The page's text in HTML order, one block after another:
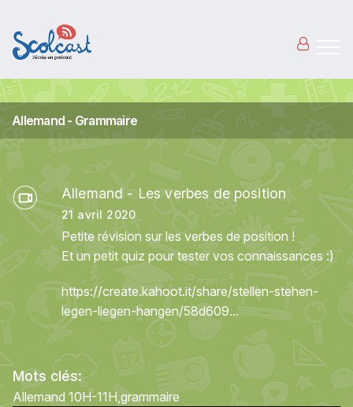
Allemand - Grammaire
Allemand - Les verbes de position
21 avril 2020
Petite révision sur les verbes de position !
Et un petit quiz pour tester vos connaissances :)
https://create.kahoot.it/share/stellen-stehen-
legen-liegen-hangen/58d609...
Mots clés:
Allemand 10H-11H grammaire